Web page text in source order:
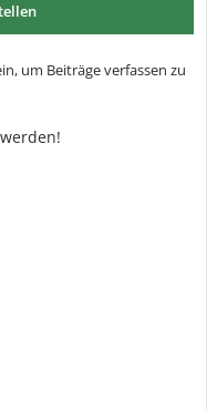
um Beiträge verfassen zu